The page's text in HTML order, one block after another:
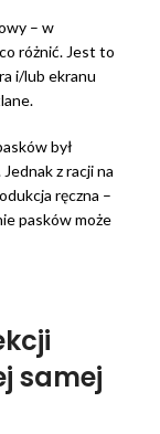
– w
różnić. Jest to
i/lub ekranu
był
z racji na
ręczna –
pasków może
samej